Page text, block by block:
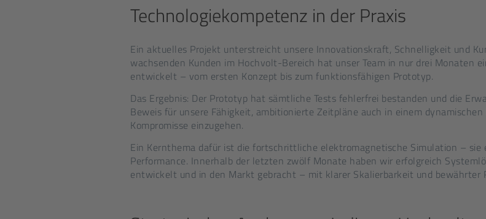
Technologiekompetenz in der Praxis
Ein aktuelles Projekt unterstreicht unsere Innovationskraft, Schnelligkeit und
wachsenden Kunden im Hochvolt-Bereich hat unser Team in nur drei Monaten
entwickelt – vom ersten Konzept bis zum funktionsfähigen Prototyp.
Das Ergebnis: Der Prototyp hat sämtliche Tests fehlerfrei bestanden und die
Beweis für unsere Fähigkeit, ambitionierte Zeitpläne auch in einem
Kompromisse einzugehen.
Ein Kernthema dafür ist die fortschrittliche elektromagnetische Simulation – sie
Performance. Innerhalb der letzten zwölf Monate haben wir erfolgreich
entwickelt und in den Markt gebracht – mit klarer Skalierbarkeit und bewährter